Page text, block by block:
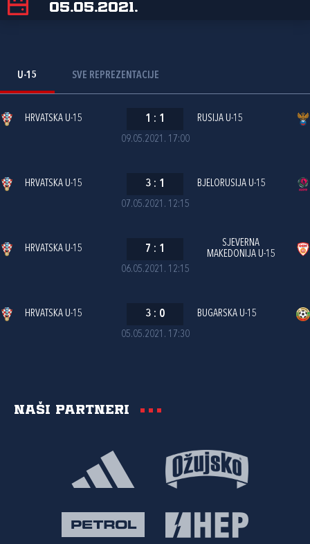
05.05.2021.
U-15 SVE REPREZENTACIJE
09.05.2021. 17:00
HRVATSKA U-15 1 : 1 RUSIJA U-15
07.05.2021. 12:15
HRVATSKA U-15 3 : 1 BJELORUSIJA U-15
06.05.2021. 12:15
HRVATSKA U-15 7 : 1
SJEVERNA
MAKEDONIJA U-15
05.05.2021. 17:30
HRVATSKA U-15 3 : 0 BUGARSKA U-15
Naši partneri